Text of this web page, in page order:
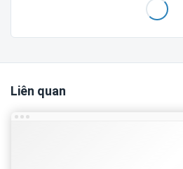
Liên quan